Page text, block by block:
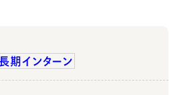
期インターン